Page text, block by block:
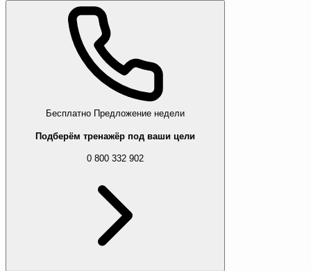
Бесплатно Предложение недели
Подберём тренажёр под ваши цели
0 800 332 902